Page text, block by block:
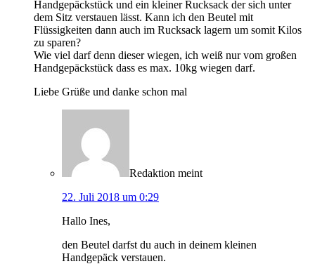
Handgepäckstück und ein kleiner Rucksack der sich unter
dem Sitz verstauen lässt. Kann ich den Beutel mit
Flüssigkeiten dann auch im Rucksack lagern um somit Kilos
zu sparen?
Wie viel darf denn dieser wiegen, ich weiß nur vom großen
Handgepäckstück dass es max. 10kg wiegen darf.
Liebe Grüße und danke schon mal
Redaktion meint
22. Juli 2018 um 0:29
Hallo Ines,
den Beutel darfst du auch in deinem kleinen
Handgepäck verstauen.